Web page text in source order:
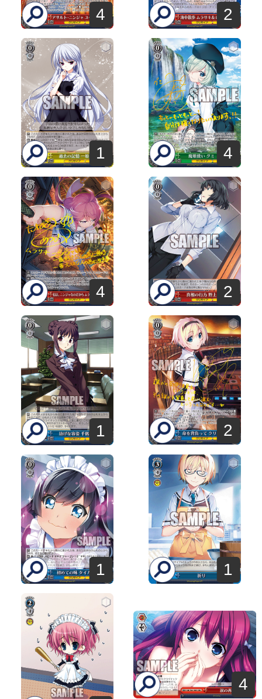
4 2
1 4
4 2
1 2
1 1
4